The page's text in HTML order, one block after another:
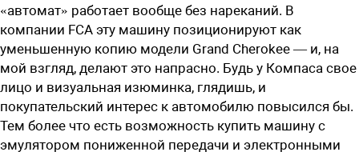
«автомат» работает вообще без нареканий. В
компании FCA эту машину позиционируют как
уменьшенную копию модели Grand Cherokee — и, на
мой взгляд, делают это напрасно. Будь у Компаса свое
лицо и визуальная изюминка, глядишь, и
покупательский интерес к автомобилю повысился бы.
Тем более что есть возможность купить машину с
эмулятором пониженной передачи и электронными